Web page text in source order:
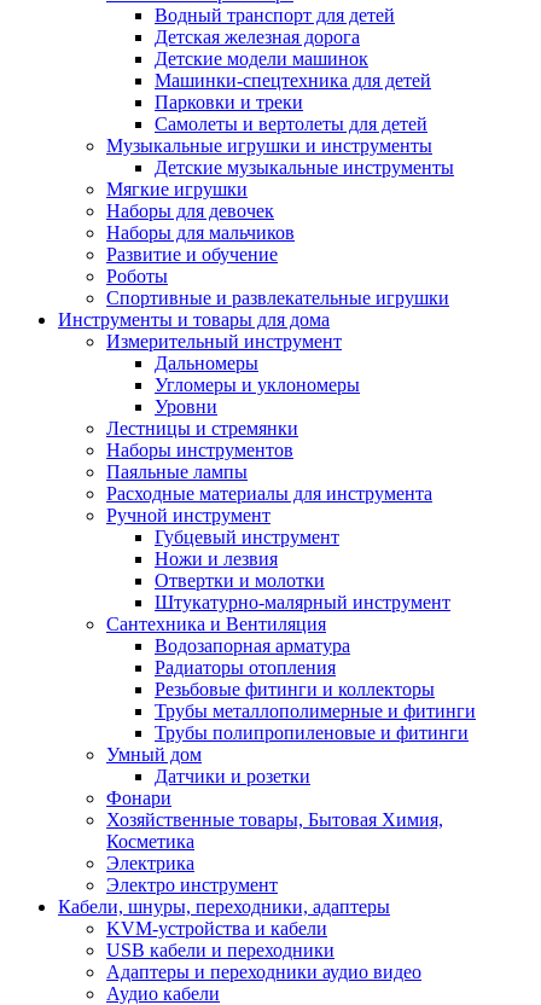
Водный транспорт для детей
Детская железная дорога
Детские модели машинок
Машинки-спецтехника для детей
Парковки и треки
Самолеты и вертолеты для детей
Музыкальные игрушки и инструменты
Детские музыкальные инструменты
Мягкие игрушки
Наборы для девочек
Наборы для мальчиков
Развитие и обучение
Роботы
Спортивные и развлекательные игрушки
Инструменты и товары для дома
Измерительный инструмент
Дальномеры
Угломеры и уклономеры
Уровни
Лестницы и стремянки
Наборы инструментов
Паяльные лампы
Расходные материалы для инструмента
Ручной инструмент
Губцевый инструмент
Ножи и лезвия
Отвертки и молотки
Штукатурно-малярный инструмент
Сантехника и Вентиляция
Водозапорная арматура
Радиаторы отопления
Резьбовые фитинги и коллекторы
Трубы металлополимерные и фитинги
Трубы полипропиленовые и фитинги
Умный дом
Датчики и розетки
Фонари
Хозяйственные товары, Бытовая Химия,
Косметика
Электрика
Электро инструмент
Кабели, шнуры, переходники, адаптеры
KVM-устройства и кабели
USB кабели и переходники
Адаптеры и переходники аудио видео
Аудио кабели